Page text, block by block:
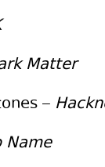
Matter
–
Name